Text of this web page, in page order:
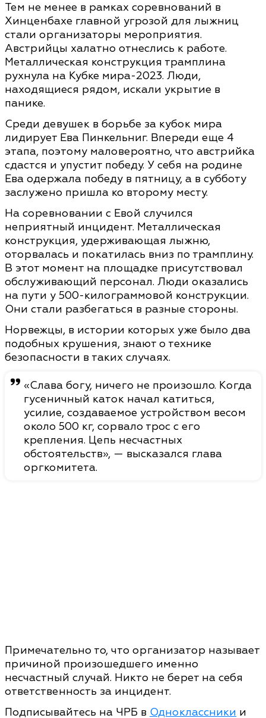
Тем не менее в рамках соревнований в
Хинценбахе главной угрозой для лыжниц
стали организаторы мероприятия.
Австрийцы халатно отнеслись к работе.
Металлическая конструкция трамплина
рухнула на Кубке мира-2023. Люди,
находящиеся рядом, искали укрытие в
панике.
Среди девушек в борьбе за кубок мира
лидирует Ева Пинкельниг. Впереди еще 4
этапа, поэтому маловероятно, что австрийка
сдастся и упустит победу. У себя на родине
Ева одержала победу в пятницу, а в субботу
заслужено пришла ко второму месту.
На соревновании с Евой случился
неприятный инцидент. Металлическая
конструкция, удерживающая лыжню,
оторвалась и покатилась вниз по трамплину.
В этот момент на площадке присутствовал
обслуживающий персонал. Люди оказались
на пути у 500-килограммовой конструкции.
Они стали разбегаться в разные стороны.
Норвежцы, в истории которых уже было два
подобных крушения, знают о технике
безопасности в таких случаях.
«Слава богу, ничего не произошло. Когда
гусеничный каток начал катиться,
усилие, создаваемое устройством весом
около 500 кг, сорвало трос с его
крепления. Цепь несчастных
обстоятельств», — высказался глава
оргкомитета.
Примечательно то, что организатор называет
причиной произошедшего именно
несчастный случай. Никто не берет на себя
ответственность за инцидент.
Подписывайтесь на ЧРБ в Одноклассники и